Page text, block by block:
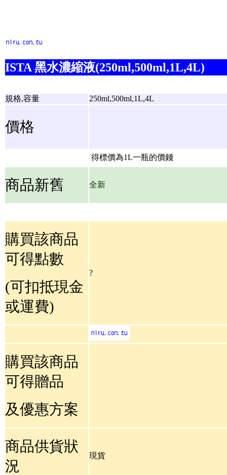
ISTA 黑水濃縮液(250ml,500ml,1L,4L)
規格,容量 250ml,500ml,1L,4L
價格
得標價為1L一瓶的價錢
商品新舊 全新
購買該商品
可得點數
(可扣抵現金
或運費)
?
購買該商品
可得贈品
及優惠方案
商品供貨狀
況
現貨